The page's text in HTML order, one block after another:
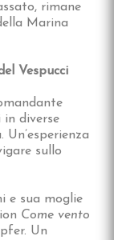
rimane
Marina
Vespucci
in diverse
Un’esperienza
sullo
e sua moglie
Come vento
Un